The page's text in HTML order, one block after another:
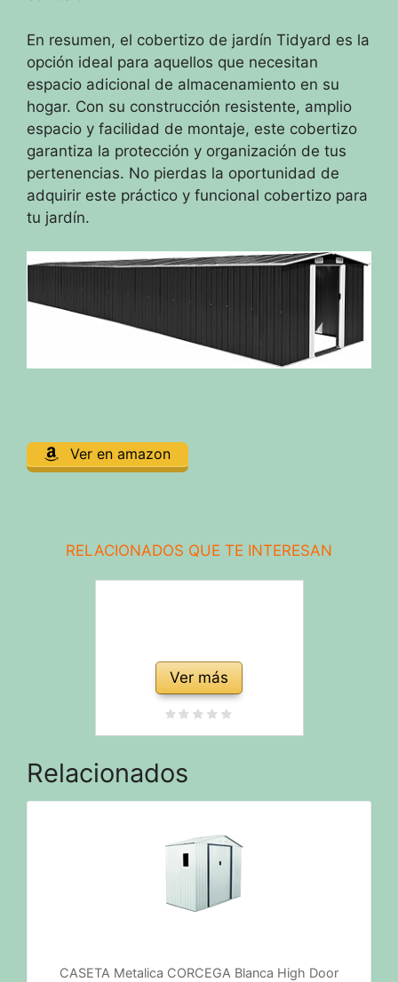
En resumen, el cobertizo de jardín Tidyard es la
opción ideal para aquellos que necesitan
espacio adicional de almacenamiento en su
hogar. Con su construcción resistente, amplio
espacio y facilidad de montaje, este cobertizo
garantiza la protección y organización de tus
pertenencias. No pierdas la oportunidad de
adquirir este práctico y funcional cobertizo para
tu jardín.
Ver en amazon
RELACIONADOS QUE TE INTERESAN
Ver más
Relacionados
CASETA Metalica CORCEGA Blanca High Door